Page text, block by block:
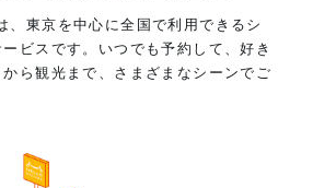
、東京を中心に全国で利用できるシ
ビスです。いつでも予約して、好き
ら観光まで、さまざまなシーンでご